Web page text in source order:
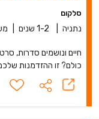
סלקום
נתניה 1-2 שנים
חיים ונושמים סדרות,
כולם? זו ההזדמנות